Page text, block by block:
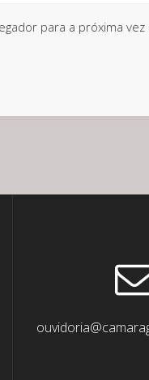
para a próxima